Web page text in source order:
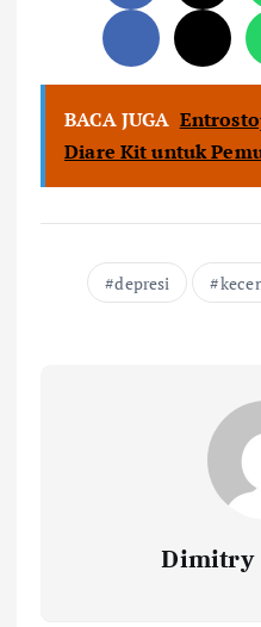
BACA JUGA
Diare Kit untuk
depresi
Dimitry